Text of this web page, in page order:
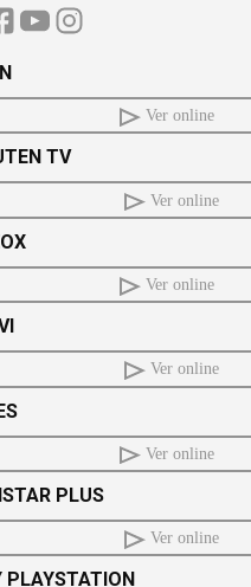
Ver online
TV
Ver online
Ver online
Ver online
Ver online
PLUS
Ver online
PLAYSTATION